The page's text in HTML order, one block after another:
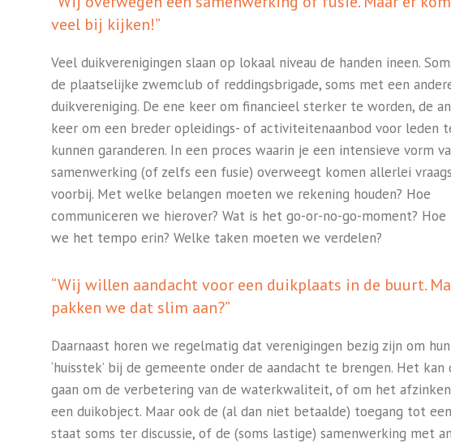
veel bij kijken!”
Veel duikverenigingen slaan op lokaal niveau de handen ineen.
de plaatselijke zwemclub of reddingsbrigade, soms met een
duikvereniging. De ene keer om financieel sterker te worden, de
keer om een breder opleidings- of activiteitenaanbod voor leden
kunnen garanderen. In een proces waarin je een intensieve vorm
samenwerking (of zelfs een fusie) overweegt komen allerlei
voorbij. Met welke belangen moeten we rekening houden? Hoe
communiceren we hierover? Wat is het go-or-no-go-moment? Hoe
we het tempo erin? Welke taken moeten we verdelen?
“Wij willen aandacht voor een duikplaats in de buurt.
pakken we dat slim aan?”
Daarnaast horen we regelmatig dat verenigingen bezig zijn om hun
‘huisstek’ bij de gemeente onder de aandacht te brengen. Het kan
gaan om de verbetering van de waterkwaliteit, of om het
een duikobject. Maar ook de (al dan niet betaalde) toegang tot
staat soms ter discussie, of de (soms lastige) samenwerking met